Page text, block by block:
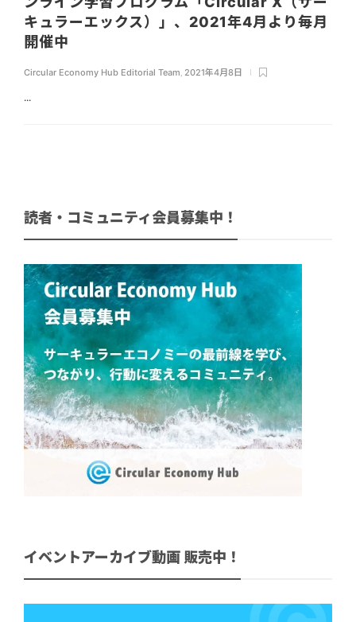
キュラーエックス）」、2021年4月より毎月
開催中
Circular Economy Hub Editorial Team 2021年4月8日
...
読者・コミュニティ会員募集中！
イベントアーカイブ動画 販売中！